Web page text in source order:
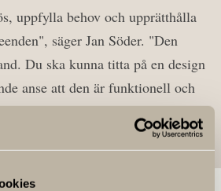
uppfylla behov och upprätthålla
säger Jan Söder. "Den
Du ska kunna titta på en design
anse att den är funktionell och